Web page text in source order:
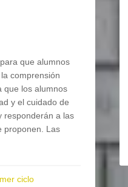
que alumnos
comprensión
que los alumnos
y el cuidado de
responderán a las
proponen. Las
ciclo